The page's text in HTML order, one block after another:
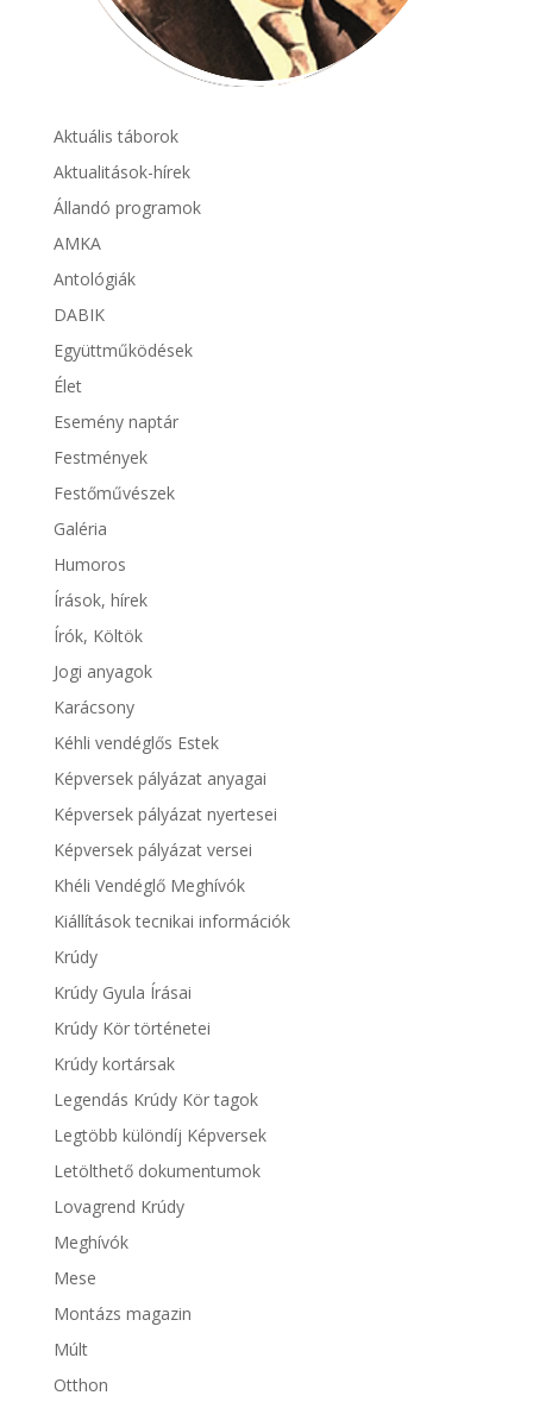
Aktuális táborok
Aktualitások-hírek
Állandó programok
AMKA
Antológiák
DABIK
Együttműködések
Élet
Esemény naptár
Festmények
Festőművészek
Galéria
Humoros
Írások, hírek
Írók, Költök
Jogi anyagok
Karácsony
Kéhli vendéglős Estek
Képversek pályázat anyagai
Képversek pályázat nyertesei
Képversek pályázat versei
Khéli Vendéglő Meghívók
Kiállítások tecnikai információk
Krúdy
Krúdy Gyula Írásai
Krúdy Kör történetei
Krúdy kortársak
Legendás Krúdy Kör tagok
Legtöbb különdíj Képversek
Letölthető dokumentumok
Lovagrend Krúdy
Meghívók
Mese
Montázs magazin
Múlt
Otthon